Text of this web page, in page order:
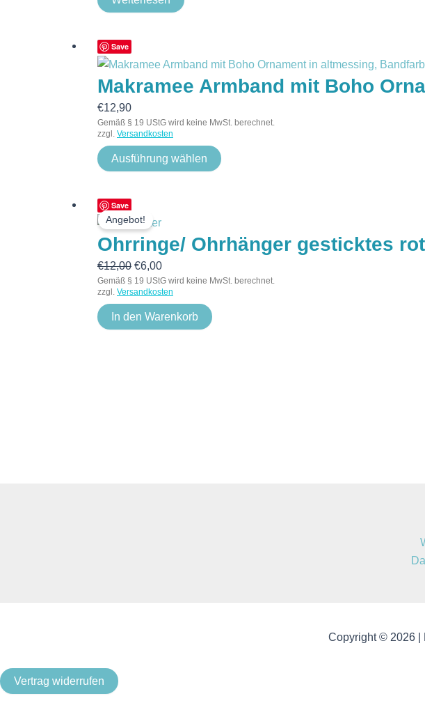
Save
Makramee Armband mit Boho
€12,90
Gemäß § 19 UStG wird keine MwSt. berechnet.
zzgl. Versandkosten
Ausführung wählen
Save
Angebot!
Ohrringe/ Ohrhänger gesticktes
€12,00
Preis
war:
€12,00
€6,00
ist:
€6,00.
Gemäß § 19 UStG wird keine MwSt. berechnet.
zzgl. Versandkosten
In den Warenkorb
Copyright © 2026 |
Vertrag widerrufen